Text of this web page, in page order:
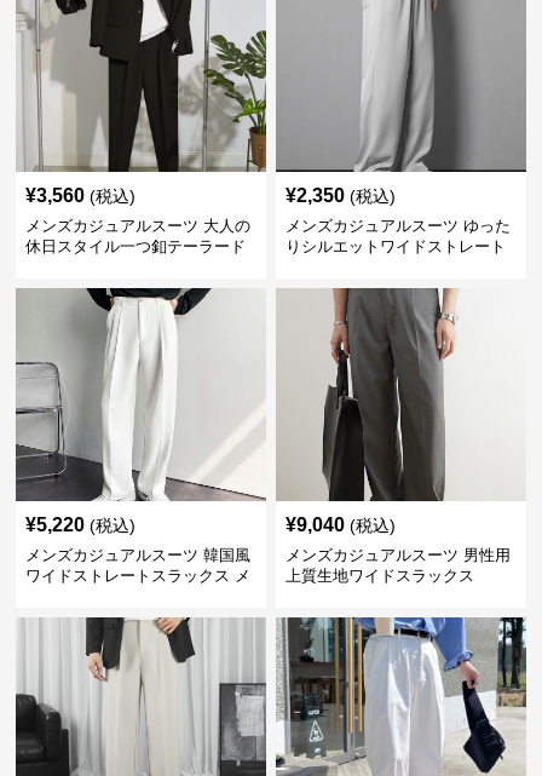
¥3,560 (税込)
メンズカジュアルスーツ 大人の
休日スタイル一つ釦テーラード
¥2,350 (税込)
メンズカジュアルスーツ ゆった
りシルエットワイドストレート
¥5,220 (税込)
メンズカジュアルスーツ 韓国風
ワイドストレートスラックス メ
¥9,040 (税込)
メンズカジュアルスーツ 男性用
上質生地ワイドスラックス